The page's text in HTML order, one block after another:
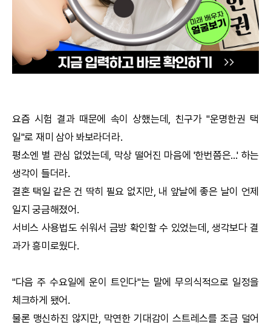
수리사주
문의사항
요즘 시험 결과 때문에 속이 상했는데, 친구가 "운명한권 택
일"로 재미 삼아 봐보라더라.
평소엔 별 관심 없었는데, 막상 떨어진 마음에 '한번쯤은...' 하는
생각이 들더라.
결혼 택일 같은 건 딱히 필요 없지만, 내 앞날에 좋은 날이 언제
일지 궁금해졌어.
서비스 사용법도 쉬워서 금방 확인할 수 있었는데, 생각보다 결
과가 흥미로웠다.
"다음 주 수요일에 운이 트인다"는 말에 무의식적으로 일정을
체크하게 됐어.
물론 맹신하진 않지만, 막연한 기대감이 스트레스를 조금 덜어